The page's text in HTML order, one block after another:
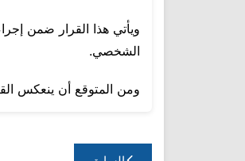
ويأتي هذا القرار ضمن
الشخصي.
ومن المتوقع أن ينعكس